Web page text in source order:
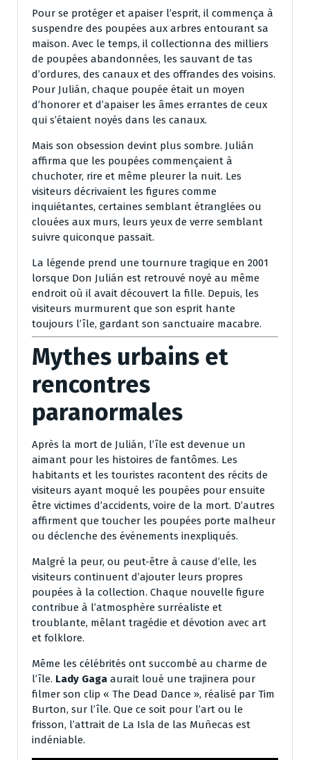
Pour se protéger et apaiser l’esprit, il commença à
suspendre des poupées aux arbres entourant sa
maison. Avec le temps, il collectionna des milliers
de poupées abandonnées, les sauvant de tas
d’ordures, des canaux et des offrandes des voisins.
Pour Julián, chaque poupée était un moyen
d’honorer et d’apaiser les âmes errantes de ceux
qui s’étaient noyés dans les canaux.
Mais son obsession devint plus sombre. Julián
affirma que les poupées commençaient à
chuchoter, rire et même pleurer la nuit. Les
visiteurs décrivaient les figures comme
inquiétantes, certaines semblant étranglées ou
clouées aux murs, leurs yeux de verre semblant
suivre quiconque passait.
La légende prend une tournure tragique en 2001
lorsque Don Julián est retrouvé noyé au même
endroit où il avait découvert la fille. Depuis, les
visiteurs murmurent que son esprit hante
toujours l’île, gardant son sanctuaire macabre.
Mythes urbains et
rencontres
paranormales
Après la mort de Julián, l’île est devenue un
aimant pour les histoires de fantômes. Les
habitants et les touristes racontent des récits de
visiteurs ayant moqué les poupées pour ensuite
être victimes d’accidents, voire de la mort. D’autres
affirment que toucher les poupées porte malheur
ou déclenche des événements inexpliqués.
Malgré la peur, ou peut-être à cause d’elle, les
visiteurs continuent d’ajouter leurs propres
poupées à la collection. Chaque nouvelle figure
contribue à l’atmosphère surréaliste et
troublante, mêlant tragédie et dévotion avec art
et folklore.
Même les célébrités ont succombé au charme de
l’île. Lady Gaga aurait loué une trajinera pour
filmer son clip « The Dead Dance », réalisé par Tim
Burton, sur l’île. Que ce soit pour l’art ou le
frisson, l’attrait de La Isla de las Muñecas est
indéniable.